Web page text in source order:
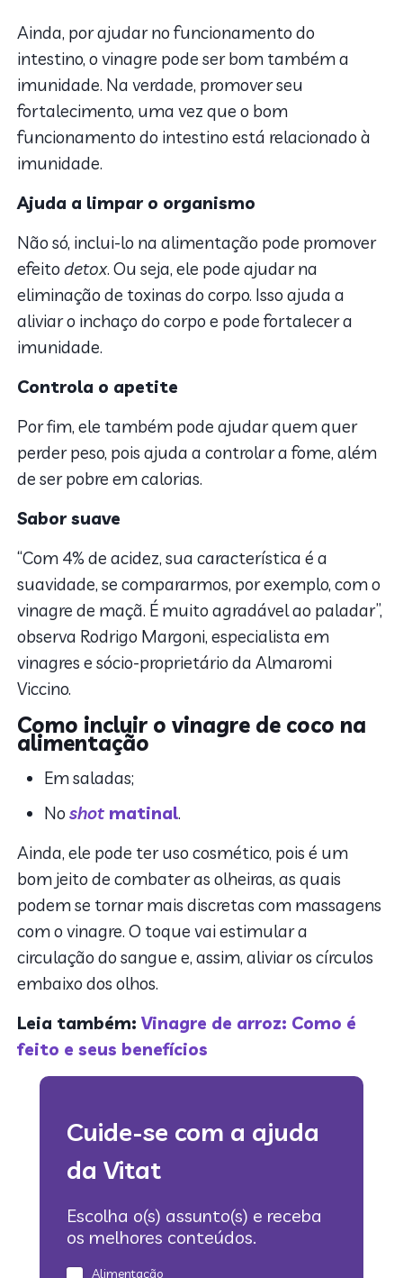
Ainda, por ajudar no funcionamento do
intestino, o vinagre pode ser bom também a
imunidade. Na verdade, promover seu
fortalecimento, uma vez que o bom
funcionamento do intestino está relacionado à
imunidade.
Ajuda a limpar o organismo
Não só, inclui-lo na alimentação pode promover
efeitodetox. Ou seja, ele pode ajudar na
eliminação de toxinas do corpo. Isso ajuda a
aliviar o inchaço do corpo e pode fortalecer a
imunidade.
Controla o apetite
Por fim, ele também pode ajudar quem quer
perder peso, pois ajuda a controlar a fome, além
de ser pobre em calorias.
Sabor suave
“Com 4% de acidez, sua característica é a
suavidade, se compararmos, por exemplo, com o
vinagre de maçã. É muito agradável ao paladar”,
observa Rodrigo Margoni, especialista em
vinagres e sócio-proprietário da Almaromi
Viccino.
Como incluir o vinagre de coco na
alimentação
Em saladas;
Noshot matinal.
Ainda, ele pode ter uso cosmético, pois é um
bom jeito de combater as olheiras, as quais
podem se tornar mais discretas com massagens
com o vinagre. O toque vai estimular a
circulação do sangue e, assim, aliviar os círculos
embaixo dos olhos.
Leia também:Vinagre de arroz: Como é
feito e seus benefícios